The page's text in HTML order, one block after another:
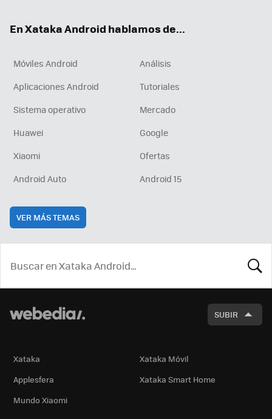
En Xataka Android hablamos de...
Móviles Android
Análisis
Aplicaciones Android
Tutoriales
Sistema operativo
Mercado
Huawei
Google
Xiaomi
Ofertas
Android Auto
Android 15
VER MÁS TEMAS
SUBIR
Xataka
Xataka Móvil
Applesfera
Xataka Smart Home
Mundo Xiaomi